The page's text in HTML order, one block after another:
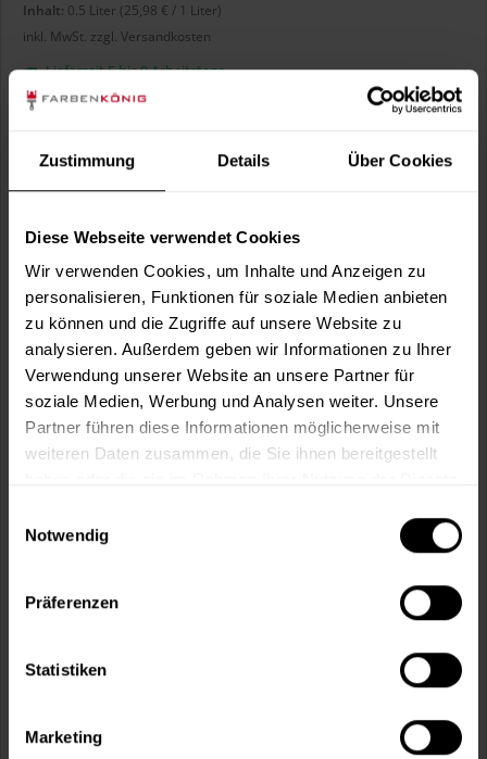
Zustimmung Details Über Cookies
Diese Webseite verwendet Cookies
Wir verwenden Cookies, um Inhalte und Anzeigen zu
personalisieren, Funktionen für soziale Medien anbieten
zu können und die Zugriffe auf unsere Website zu
analysieren. Außerdem geben wir Informationen zu Ihrer
Verwendung unserer Website an unsere Partner für
soziale Medien, Werbung und Analysen weiter. Unsere
Partner führen diese Informationen möglicherweise mit
weiteren Daten zusammen, die Sie ihnen bereitgestellt
Notwendig
Präferenzen
Statistiken
Marketing
Inhalt: 0.5 Liter (25,98 € / 1 Liter)
inkl. MwSt. zzgl. Versandkosten
Lieferzeit 5 bis 9 Arbeitstage
Liter:
In denWarenkorb
Fragen zum Artikel?
Artikel-Nr.: MT0060FELGENSCHWARZ_MATT
Sie möchten eine größere Menge kaufen
Persönliche Beratung unter